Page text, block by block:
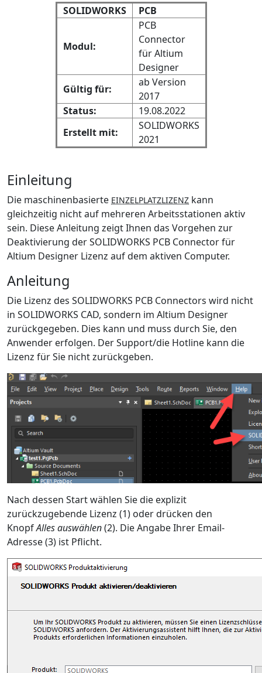
SOLIDWORKS PCB
Modul:
PCB
Connector
für Altium
Designer
Gültig für:
ab Version
2017
Status:
19.08.2022
Erstellt mit:
SOLIDWORKS
2021
Einleitung
Die maschinenbasierte EINZELPLATZLIZENZ kann
gleichzeitig nicht auf mehreren Arbeitsstationen aktiv
sein. Diese Anleitung zeigt Ihnen das Vorgehen zur
Deaktivierung der SOLIDWORKS PCB Connector für
Altium Designer Lizenz auf dem aktiven Computer.
Anleitung
Die Lizenz des SOLIDWORKS PCB Connectors wird nicht
in SOLIDWORKS CAD, sondern im Altium Designer
zurückgegeben. Dies kann und muss durch Sie, den
Anwender erfolgen. Der Support/die Hotline kann die
Lizenz für Sie nicht zurückgeben.
Nach dessen Start wählen Sie die explizit
zurückzugebende Lizenz (1) oder drücken den
KnopfAlles auswählen(2). Die Angabe Ihrer Email-
Adresse (3) ist Pflicht.